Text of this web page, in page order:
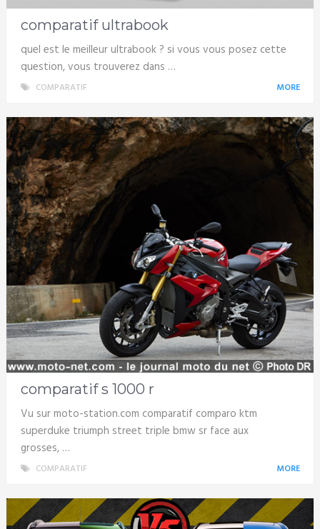
comparatif ultrabook
quel est le meilleur ultrabook ? si vous vous posez cette
question, vous trouverez dans …
COMPARATIF MORE
comparatif s 1000 r
Vu sur moto-station.com comparatif comparo ktm
superduke triumph street triple bmw sr face aux
grosses, …
COMPARATIF MORE